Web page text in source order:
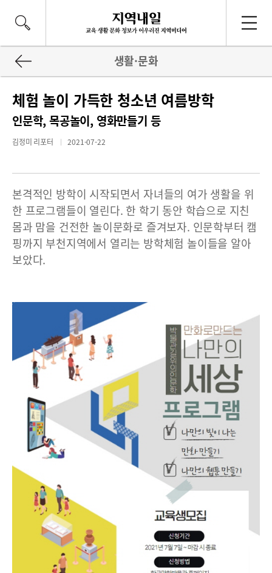
생활·문화
체험 놀이 가득한 청소년 여름방학
인문학, 목공놀이, 영화만들기 등
김정미 리포터 2021-07-22
본격적인 방학이 시작되면서 자녀들의 여가 생활을 위
한 프로그램들이 열린다. 한 학기 동안 학습으로 지친
몸과 맘을 건전한 놀이문화로 즐겨보자. 인문학부터 캠
핑까지 부천지역에서 열리는 방학체험 놀이들을 알아
보았다.